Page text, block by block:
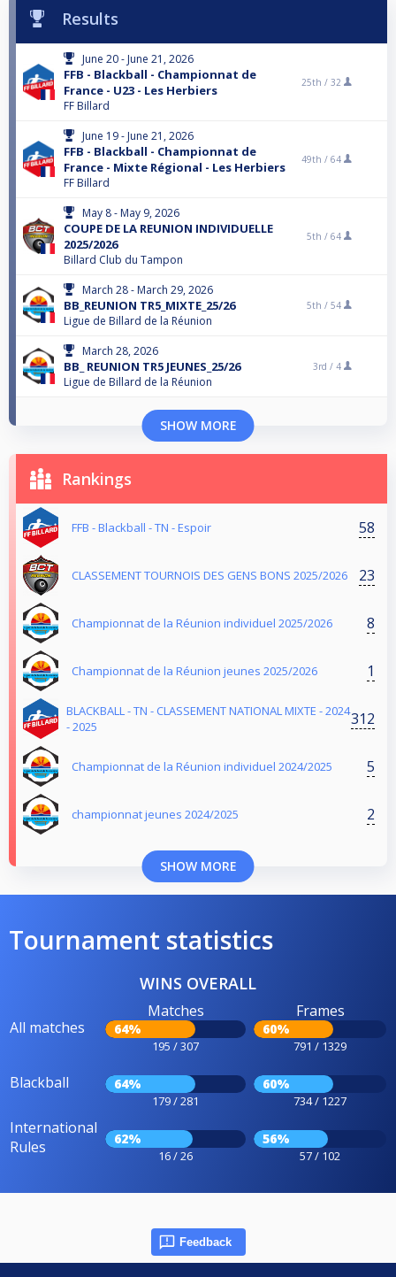
Results
June 20 - June 21, 2026
FFB - Blackball - Championnat de
France - U23 - Les Herbiers
FF Billard
25th / 32
June 19 - June 21, 2026
FFB - Blackball - Championnat de
France - Mixte Régional - Les Herbiers
FF Billard
49th / 64
May 8 - May 9, 2026
COUPE DE LA REUNION INDIVIDUELLE
2025/2026
Billard Club du Tampon
5th / 64
March 28 - March 29, 2026
BB_REUNION TR5_MIXTE_25/26
Ligue de Billard de la Réunion
5th / 54
March 28, 2026
BB_ REUNION TR5 JEUNES_25/26
Ligue de Billard de la Réunion
3rd / 4
SHOW MORE
Rankings
FFB - Blackball - TN - Espoir 58
CLASSEMENT TOURNOIS DES GENS BONS 2025/2026 23
Championnat de la Réunion individuel 2025/2026 8
Championnat de la Réunion jeunes 2025/2026 1
BLACKBALL - TN - CLASSEMENT NATIONAL MIXTE - 2024
- 2025
312
Championnat de la Réunion individuel 2024/2025 5
championnat jeunes 2024/2025 2
SHOW MORE
Tournament statistics
WINS OVERALL
All matches
Matches
64%
195 / 307
Frames
60%
791 / 1329
Blackball 64%
179 / 281
60%
734 / 1227
International
Rules
62%
16 / 26
56%
57 / 102
Feedback